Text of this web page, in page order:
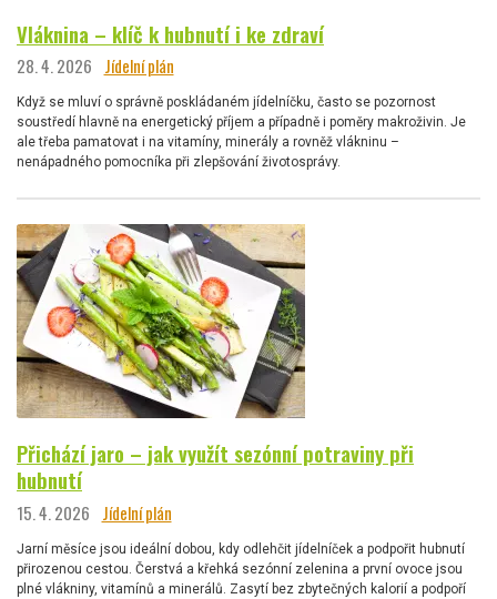
Vláknina – klíč k hubnutí i ke zdraví
28. 4. 2026 Jídelní plán
Když se mluví o správně poskládaném jídelníčku, často se pozornost
soustředí hlavně na energetický příjem a případně i poměry makroživin. Je
ale třeba pamatovat i na vitamíny, minerály a rovněž vlákninu –
nenápadného pomocníka při zlepšování životosprávy.
Přichází jaro – jak využít sezónní potraviny při
hubnutí
15. 4. 2026 Jídelní plán
Jarní měsíce jsou ideální dobou, kdy odlehčit jídelníček a podpořit hubnutí
přirozenou cestou. Čerstvá a křehká sezónní zelenina a první ovoce jsou
plné vlákniny, vitamínů a minerálů. Zasytí bez zbytečných kalorií a podpoří